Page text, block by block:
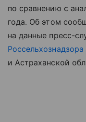
по сравнению с
года. Об этом
на данные пресс-
Россельхознадзора
и Астраханской